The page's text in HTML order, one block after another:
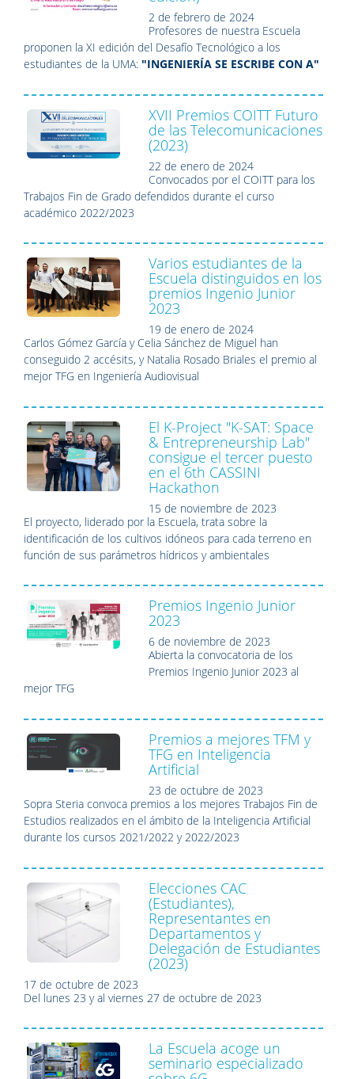
2 de febrero de 2024
Profesores de nuestra Escuela
proponen la XI edición del Desafío Tecnológico a los
estudiantes de la UMA: "INGENIERÍA SE ESCRIBE CON A"
XVII Premios COITT Futuro
de las Telecomunicaciones
(2023)
22 de enero de 2024
Convocados por el COITT para los
Trabajos Fin de Grado defendidos durante el curso
académico 2022/2023
Varios estudiantes de la
Escuela distinguidos en los
premios Ingenio Junior
2023
19 de enero de 2024
Carlos Gómez García y Celia Sánchez de Miguel han
conseguido 2 accésits, y Natalia Rosado Briales el premio al
mejor TFG en Ingeniería Audiovisual
El K-Project "K-SAT: Space
& Entrepreneurship Lab"
consigue el tercer puesto
en el 6th CASSINI
Hackathon
15 de noviembre de 2023
El proyecto, liderado por la Escuela, trata sobre la
identificación de los cultivos idóneos para cada terreno en
función de sus parámetros hídricos y ambientales
Premios Ingenio Junior
2023
6 de noviembre de 2023
Abierta la convocatoria de los
Premios Ingenio Junior 2023 al
mejor TFG
Premios a mejores TFM y
TFG en Inteligencia
Artificial
23 de octubre de 2023
Sopra Steria convoca premios a los mejores Trabajos Fin de
Estudios realizados en el ámbito de la Inteligencia Artificial
durante los cursos 2021/2022 y 2022/2023
Elecciones CAC
(Estudiantes),
Representantes en
Departamentos y
Delegación de Estudiantes
(2023)
17 de octubre de 2023
Del lunes 23 y al viernes 27 de octubre de 2023
La Escuela acoge un
seminario especializado